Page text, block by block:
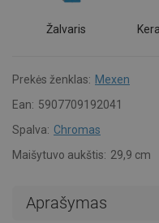
Žalvaris
Prekės ženklas: Mexen
Ean: 5907709192041
Spalva: Chromas
Maišytuvo aukštis: 29,9 cm
Aprašymas